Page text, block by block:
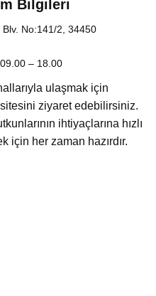
Bilgileri
No:141/2, 34450
– 18.00
ulaşmak için
ziyaret edebilirsiniz.
ihtiyaçlarına hızlı
için her zaman hazırdır.